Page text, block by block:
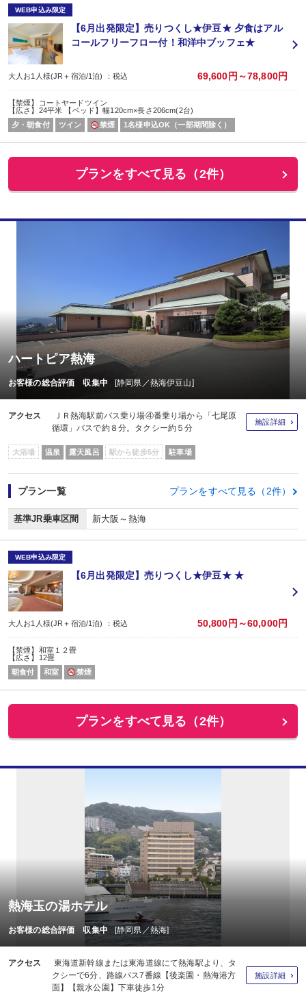
WEB申込み限定
【6月出発限定】売りつくし★伊豆★ 夕食はアル
コールフリーフロー付！和洋中ブッフェ★
大人お1人様(JR＋宿泊/1泊) ：税込 69,600円～78,800円
【禁煙】コートヤードツイン
【広さ】24平米 【ベッド】幅120cm×長さ206cm(2台)
夕・朝食付
ツイン 禁煙 1名様申込OK（一部期間除く）
プランをすべて見る（2件）
ハートピア熱海
お客様の総合評価 収集中 [静岡県／熱海伊豆山]
アクセス
ＪＲ熱海駅前バス乗り場④番乗り場から「七尾原
循環」バスで約８分。タクシー約５分
施設詳細
大浴場 温泉 露天風呂 駅から徒歩5分 駐車場
プラン一覧 プランをすべて見る（2件）
基準JR乗車区間 新大阪～熱海
WEB申込み限定
【6月出発限定】売りつくし★伊豆★ ★
大人お1人様(JR＋宿泊/1泊) ：税込 50,800円～60,000円
【禁煙】和室１２畳
【広さ】12畳
朝食付
和室 禁煙
プランをすべて見る（2件）
熱海玉の湯ホテル
お客様の総合評価 収集中 [静岡県／熱海]
アクセス
東海道新幹線または東海道線にて熱海駅より、タ
クシーで6分、路線バス7番線【後楽園・熱海港方
面】【親水公園】下車徒歩1分
施設詳細